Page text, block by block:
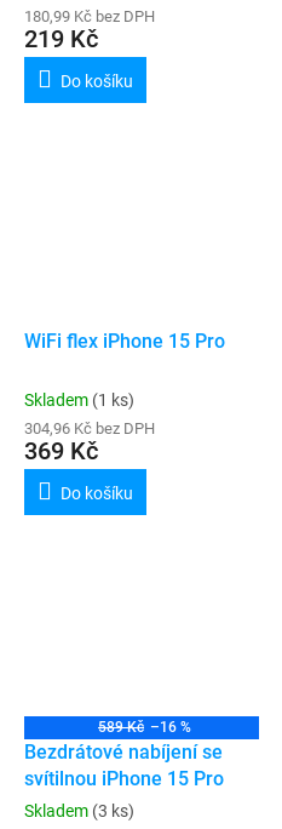
180,99 Kč bez DPH
219 Kč
Do košíku
WiFi flex iPhone 15 Pro
Skladem (1 ks)
304,96 Kč bez DPH
369 Kč
Do košíku
589 Kč –16 %
Bezdrátové nabíjení se
svítilnou iPhone 15 Pro
Skladem (3 ks)